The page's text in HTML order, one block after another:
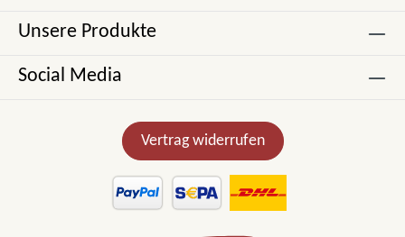
Unsere Produkte
Social Media
Vertrag widerrufen